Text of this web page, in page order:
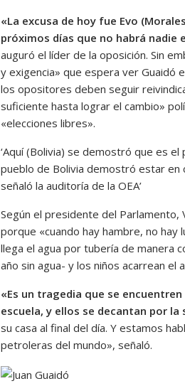
«La excusa de hoy fue Evo
próximos días que no habrá nadie
auguró el líder de la oposición. Sin
y exigencia» que espera ver Guaidó
los opositores deben seguir
suficiente hasta lograr el cambio»
«elecciones libres».
‘Aquí (Bolivia) se demostró que es
pueblo de Bolivia demostró estar en
señaló la auditoría de la OEA’
Según el presidente del Parlamento,
porque «cuando hay hambre, no hay
llega el agua por tubería de manera
año sin agua- y los niños acarrean el
«Es un tragedia que se
escuela, y ellos se decantan por la
su casa al final del día. Y estamos
petroleras del mundo», señaló.